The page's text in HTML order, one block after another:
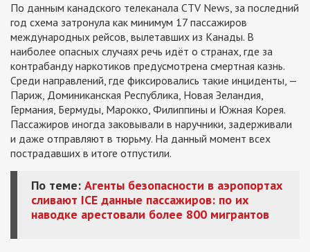
По данным канадского телеканала CTV News, за последний
год схема затронула как минимум 17 пассажиров
международных рейсов, вылетавших из Канады. В
наиболее опасных случаях речь идёт о странах, где за
контрабанду наркотиков предусмотрена смертная казнь.
Среди направлений, где фиксировались такие инциденты, —
Париж, Доминиканская Республика, Новая Зеландия,
Германия, Бермуды, Марокко, Филиппины и Южная Корея.
Пассажиров иногда заковывали в наручники, задерживали
и даже отправляют в тюрьму. На данный момент всех
пострадавших в итоге отпустили.
По теме: Агенты безопасности в аэропортах
сливают ICE данные пассажиров: по их
наводке арестовали более 800 мигрантов